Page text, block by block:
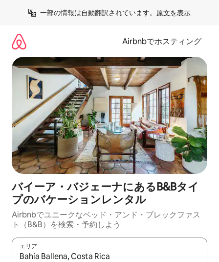
一部の情報は自動翻訳されています。 原文を表示
Airbnbでホスティング
バイーア・バジェーナにあるB&Bタイ
プのバケーションレンタル
Airbnbでユニークなベッド・アンド・ブレックファス
ト（B&B）を検索・予約しよう
エリア
検索結果が表示されたら、上下の矢印キーを使って移動するか